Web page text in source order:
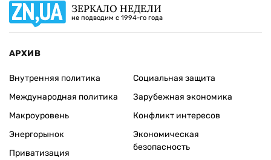
ЗЕРКАЛО НЕДЕЛИ
не подводим с 1994-го года
АРХИВ
Внутренняя политика
Международная политика
Макроуровень
Энергорынок
Приватизация
Социальная защита
Зарубежная экономика
Конфликт интересов
Экономическая
безопасность